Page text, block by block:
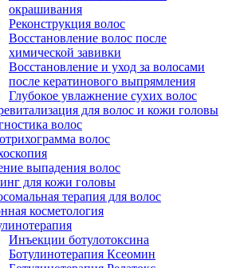
окрашивания
Реконструкция волос
Восстановление волос после
химической завивки
Восстановление и уход за волосами
после кератинового выпрямления
Глубокое увлажнение сухих волос
для волос и кожи головы
волос
волос
выпадения волос
для кожи головы
терапия для волос
косметология
Инъекции ботулотоксина
Ботулинотерапия Ксеомин